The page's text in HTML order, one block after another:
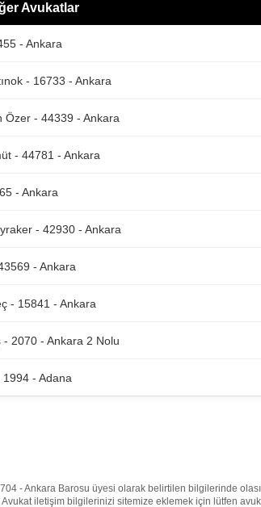
Avukatlar
- Ankara
- 16733 - Ankara
Özer - 44339 - Ankara
- 44781 - Ankara
- Ankara
- 42930 - Ankara
- Ankara
- 15841 - Ankara
2070 - Ankara 2 Nolu
- Adana
- Ankara Barosu üyesi olarak belirtilen bilgilerinde
Avukat iletişim bilgilerinizi sitemize eklemek için lütfen